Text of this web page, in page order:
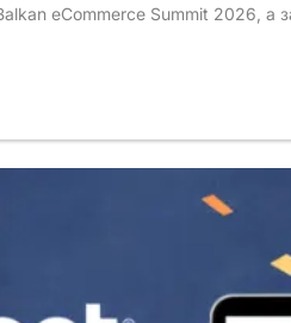
eCommerce Summit 2026, а